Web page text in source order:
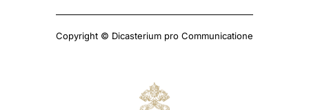
Copyright © Dicasterium pro Communicatione